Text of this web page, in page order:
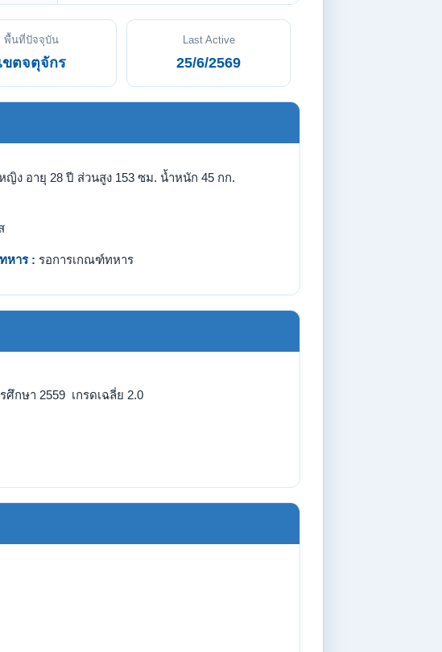
พื้นที่ปัจจุบัน
ขตจตุจักร
Last Active
25/6/2569
ญิง อายุ 28 ปี ส่วนสูง 153 ซม. น้ำหนัก 45 กก.
หาร : รอการเกณฑ์ทหาร
กษา 2559 เกรดเฉลี่ย 2.0